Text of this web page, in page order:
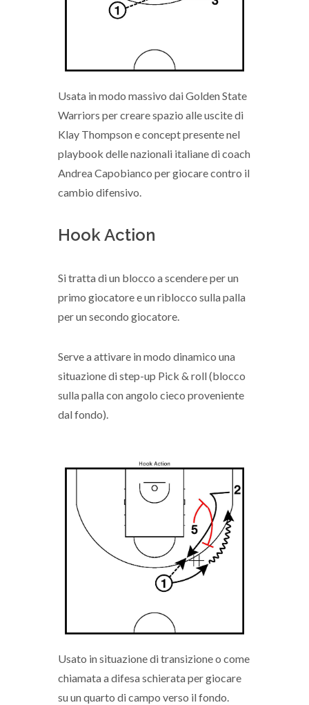
Usata in modo massivo dai Golden State
Warriors per creare spazio alle uscite di
Klay Thompson e concept presente nel
playbook delle nazionali italiane di coach
Andrea Capobianco per giocare contro il
cambio difensivo.
Hook Action
Si tratta di un blocco a scendere per un
primo giocatore e un riblocco sulla palla
per un secondo giocatore.
Serve a attivare in modo dinamico una
situazione di step-up Pick & roll (blocco
sulla palla con angolo cieco proveniente
dal fondo).
Usato in situazione di transizione o come
chiamata a difesa schierata per giocare
su un quarto di campo verso il fondo.